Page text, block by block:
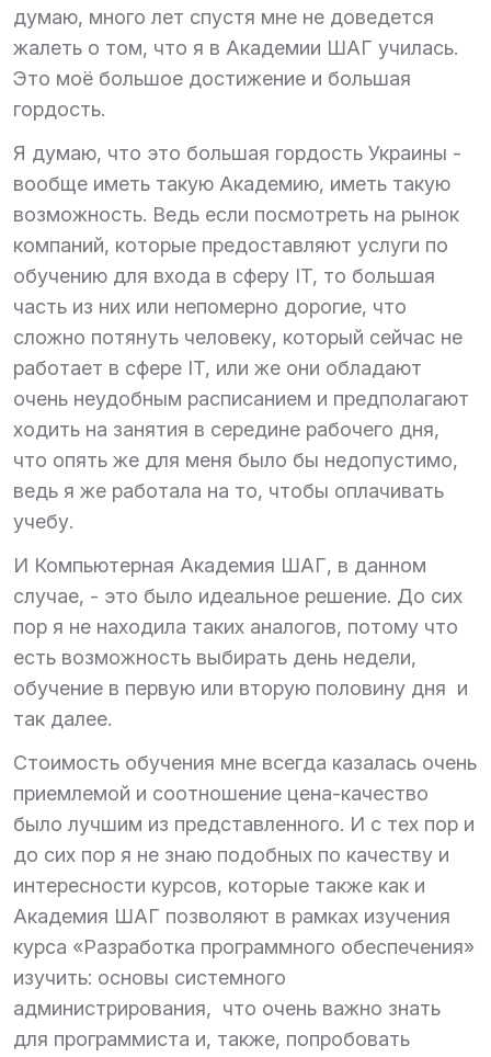
думаю, много лет спустя мне не доведется
жалеть о том, что я в Академии ШАГ училась.
Это моё большое достижение и большая
гордость.
Я думаю, что это большая гордость Украины -
вообще иметь такую Академию, иметь такую
возможность. Ведь если посмотреть на рынок
компаний, которые предоставляют услуги по
обучению для входа в сферу IT, то большая
часть из них или непомерно дорогие, что
сложно потянуть человеку, который сейчас не
работает в сфере IT, или же они обладают
очень неудобным расписанием и предполагают
ходить на занятия в середине рабочего дня,
что опять же для меня было бы недопустимо,
ведь я же работала на то, чтобы оплачивать
учебу.
И Компьютерная Академия ШАГ, в данном
случае, - это было идеальное решение. До сих
пор я не находила таких аналогов, потому что
есть возможность выбирать день недели,
обучение в первую или вторую половину дня и
так далее.
Стоимость обучения мне всегда казалась очень
приемлемой и соотношение цена-качество
было лучшим из представленного. И с тех пор и
до сих пор я не знаю подобных по качеству и
интересности курсов, которые также как и
Академия ШАГ позволяют в рамках изучения
курса «Разработка программного обеспечения»
изучить: основы системного
администрирования, что очень важно знать
для программиста и, также, попробовать